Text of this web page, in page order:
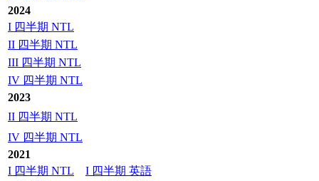
2024
I 四半期 NTL
II 四半期 NTL
III 四半期 NTL
IV 四半期 NTL
2023
II 四半期 NTL
IV 四半期 NTL
2021
I 四半期 NTL
I 四半期 英語